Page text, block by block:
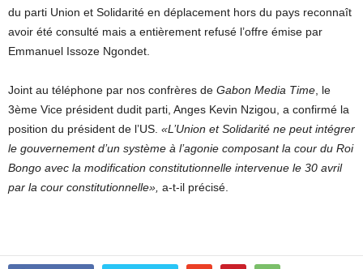
du parti Union et Solidarité en déplacement hors du pays reconnaît
avoir été consulté mais a entièrement refusé l’offre émise par
Emmanuel Issoze Ngondet.
Joint au téléphone par nos confrères de Gabon Media Time , le
3ème Vice président dudit parti, Anges Kevin Nzigou, a confirmé la
position du président de l’US. «L’Union et Solidarité ne peut intégrer
le gouvernement d’un système à l’agonie composant la cour du Roi
Bongo avec la modification constitutionnelle intervenue le 30 avril
par la cour constitutionnelle», a-t-il précisé.